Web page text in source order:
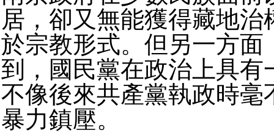
居，卻又無能獲得藏地治
於宗教形式。但另一方面
到，國民黨在政治上具有
不像後來共產黨執政時毫
暴力鎮壓。